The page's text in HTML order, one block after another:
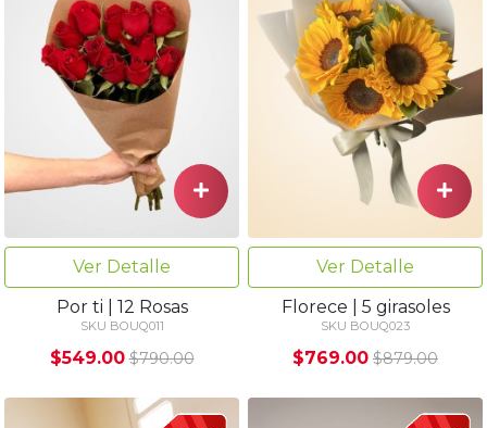
Ver Detalle
Por ti | 12 Rosas
SKU BOUQ011
$549.00 $790.00
Ver Detalle
Florece | 5 girasoles
SKU BOUQ023
$769.00 $879.00